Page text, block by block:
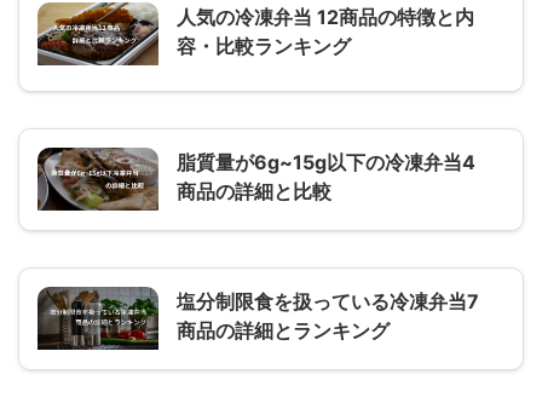
人気の冷凍弁当 12商品の特徴と内
容・比較ランキング
脂質量が6g~15g以下の冷凍弁当4
商品の詳細と比較
塩分制限食を扱っている冷凍弁当7
商品の詳細とランキング